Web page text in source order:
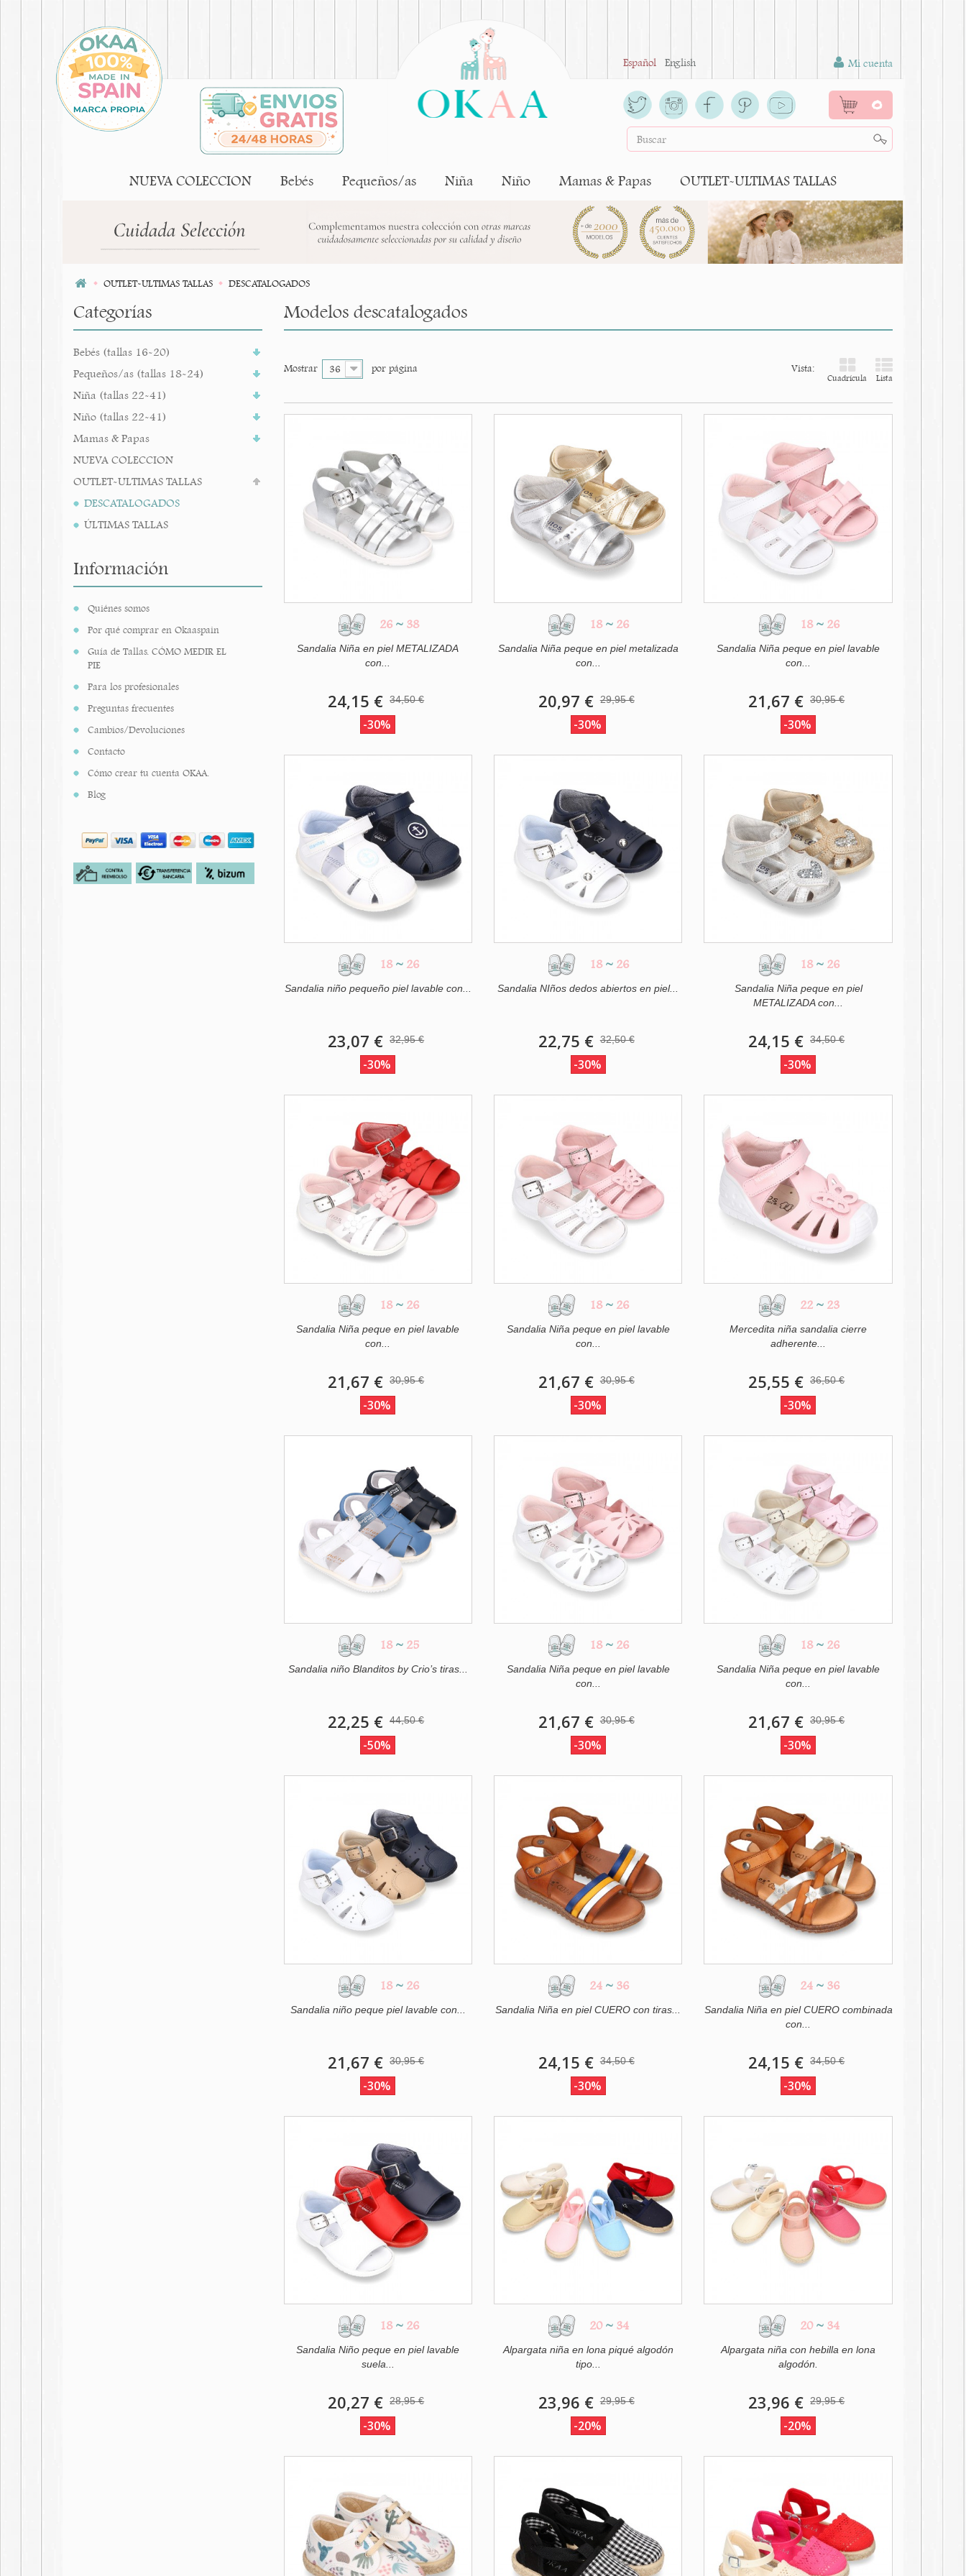
Español English Mi cuenta
0
NUEVA COLECCION Bebés Pequeños/as Niña Niño Mamas & Papas OUTLET-ULTIMAS TALLAS
OUTLET-ULTIMAS TALLAS DESCATALOGADOS
Categorías
Bebés (tallas 16-20)
Pequeños/as (tallas 18-24)
Niña (tallas 22-41)
Niño (tallas 22-41)
Mamas & Papas
NUEVA COLECCION
OUTLET-ULTIMAS TALLAS
DESCATALOGADOS
ÚLTIMAS TALLAS
Información
Quiénes somos
Por qué comprar en Okaaspain
Guía de Tallas. CÓMO MEDIR EL
PIE
Para los profesionales
Preguntas frecuentes
Cambios/Devoluciones
Contacto
Cómo crear tu cuenta OKAA.
Blog
Modelos descatalogados
Vista:
Cuadrícula Lista
Mostrar 36 por página
26 ~38
Sandalia Niña en piel METALIZADA
con...
24,15 € 34,50 €
-30%
18 ~ 26
Sandalia Niña peque en piel metalizada
con...
20,97 € 29,95 €
-30%
18 ~26
Sandalia Niña peque en piel lavable
con...
21,67 € 30,95 €
-30%
18 ~26
Sandalia niño pequeño piel lavable con...
23,07 € 32,95 €
-30%
18 ~ 26
Sandalia NIños dedos abiertos en piel...
22,75 € 32,50 €
-30%
18 ~26
Sandalia Niña peque en piel
METALIZADA con...
24,15 € 34,50 €
-30%
18 ~26
Sandalia Niña peque en piel lavable
con...
21,67 € 30,95 €
-30%
18 ~ 26
Sandalia Niña peque en piel lavable
con...
21,67 € 30,95 €
-30%
22 ~23
Mercedita niña sandalia cierre
adherente...
25,55 € 36,50 €
-30%
18 ~25
Sandalia niño Blanditos by Crio’s tiras...
22,25 € 44,50 €
-50%
18 ~ 26
Sandalia Niña peque en piel lavable
con...
21,67 € 30,95 €
-30%
18 ~26
Sandalia Niña peque en piel lavable
con...
21,67 € 30,95 €
-30%
18 ~26
Sandalia niño peque piel lavable con...
21,67 € 30,95 €
-30%
24 ~ 36
Sandalia Niña en piel CUERO con tiras...
24,15 € 34,50 €
-30%
24 ~36
Sandalia Niña en piel CUERO combinada
con...
24,15 € 34,50 €
-30%
18 ~26
Sandalia Niño peque en piel lavable
suela...
20,27 € 28,95 €
-30%
20 ~ 34
Alpargata niña en lona piqué algodón
tipo...
23,96 € 29,95 €
-20%
20 ~34
Alpargata niña con hebilla en lona
algodón.
23,96 € 29,95 €
-20%